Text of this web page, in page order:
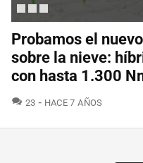
Probamos el
sobre la nieve:
con hasta 1.300
23 COMENTARIOS
HACE 7 AÑOS